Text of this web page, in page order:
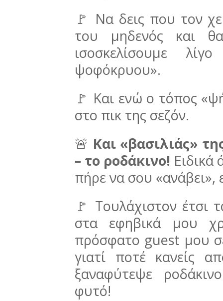
🚩 Να δεις που τον
του μηδενός και
ισοσκελίσουμε
ψοφόκρυου».
🚩 Και ενώ ο τόπος
στο πικ της σεζόν.
🚨 Και «βασιλιάς»
– το ροδάκινο! Ειδικά
πήρε να σου «ανάβει»,
🚩 Τουλάχιστον έτσι
στα εφηβικά μου
πρόσφατο guest μου
γιατί ποτέ κανείς
ξαναφύτεψε
φυτό!